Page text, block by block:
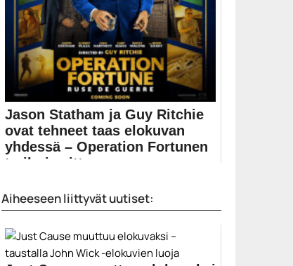
Jason Statham ja Guy Ritchie
ovat tehneet taas elokuvan
yhdessä – Operation Fortunen
traileri esitte...
Statham, Josh Hartnett...
Aiheeseen liittyvät uutiset: